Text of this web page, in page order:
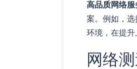
高品质网络
案。例如，
环境，在提升
网络